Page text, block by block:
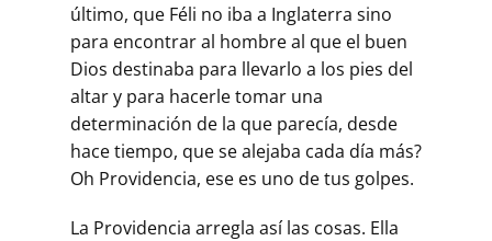
último, que Féli no iba a Inglaterra sino
para encontrar al hombre al que el buen
Dios destinaba para llevarlo a los pies del
altar y para hacerle tomar una
determinación de la que parecía, desde
hace tiempo, que se alejaba cada día más?
Oh Providencia, ese es uno de tus golpes.
La Providencia arregla así las cosas. Ella